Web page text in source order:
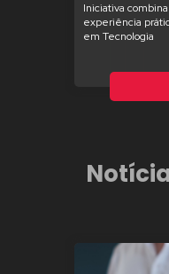
Iniciativa
experiência
em Tecnologia